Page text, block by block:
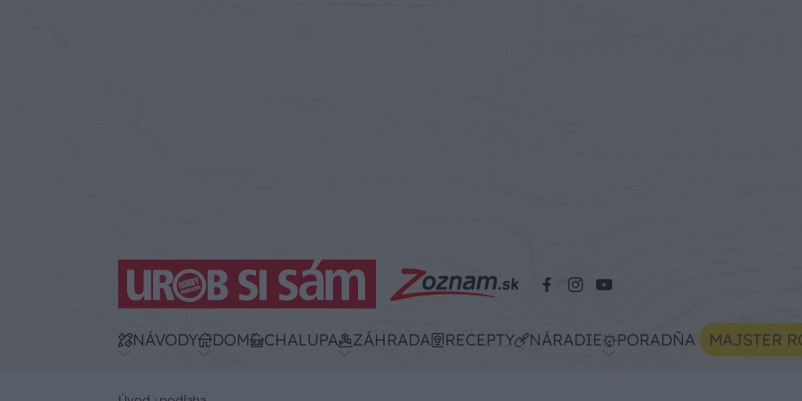
NÁVODY DOM CHALUPA ZÁHRADA RECEPTY NÁRADIE PORADŇA MAJSTER